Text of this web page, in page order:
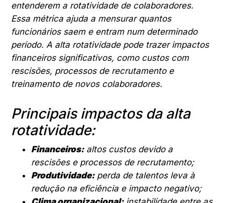
entenderem a rotatividade de colaboradores.
Essa métrica ajuda a mensurar quantos
funcionários saem e entram num determinado
período. A alta rotatividade pode trazer impactos
financeiros significativos, como custos com
rescisões, processos de recrutamento e
treinamento de novos colaboradores.
Principais impactos da alta
rotatividade:
Financeiros:altos custos devido a
rescisões e processos de recrutamento;
Produtividade:perda de talentos leva à
redução na eficiência e impacto negativo;